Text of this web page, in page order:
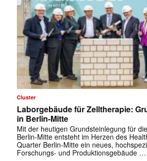
Cluster
Laborgebäude für Zelltherapie:
in Berlin-Mitte
Mit der heutigen Grundsteinlegung für
Berlin-Mitte entsteht im Herzen des
Quarter Berlin-Mitte ein neues,
Forschungs- und Produktionsgebäude …